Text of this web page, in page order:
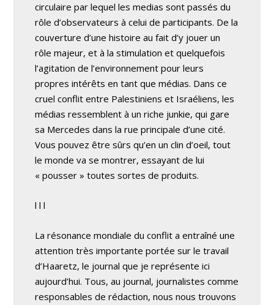
circulaire par lequel les medias sont passés du
rôle d’observateurs à celui de participants. De la
couverture d’une histoire au fait d’y jouer un
rôle majeur, et à la stimulation et quelquefois
l’agitation de l’environnement pour leurs
propres intérêts en tant que médias. Dans ce
cruel conflit entre Palestiniens et Israéliens, les
médias ressemblent à un riche junkie, qui gare
sa Mercedes dans la rue principale d’une cité.
Vous pouvez être sûrs qu’en un clin d’oeil, tout
le monde va se montrer, essayant de lui
« pousser » toutes sortes de produits.
l l l
La résonance mondiale du conflit a entraîné une
attention très importante portée sur le travail
d’Haaretz, le journal que je représente ici
aujourd’hui. Tous, au journal, journalistes comme
responsables de rédaction, nous nous trouvons